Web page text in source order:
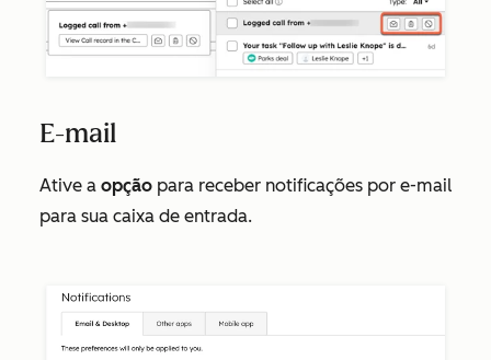
E-mail
Ative a opção para receber notificações por e-mail
para sua caixa de entrada.